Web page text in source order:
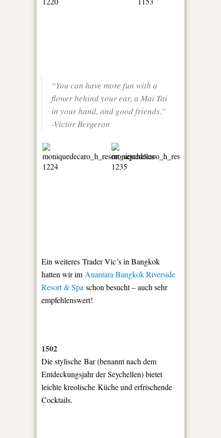
“You can have more fun with a
flower behind your ear, a Mai Tai
in your hand, and good friends.”
-Victor Bergeron
Ein weiteres Trader Vic´s in Bangkok
hatten wir im Anantara Bangkok Riverside
Resort & Spa schon besucht – auch sehr
empfehlenswert!
1502
Die stylische Bar (benannt nach dem
Entdeckungsjahr der Seychellen) bietet
leichte kreolische Küche und erfrischende
Cocktails.